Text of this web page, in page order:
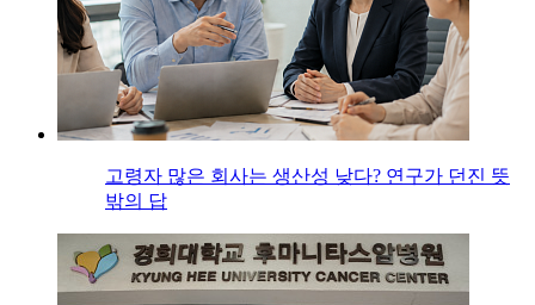
고령자 많은 회사는 생산성 낮다? 연구가 던진 뜻
밖의 답